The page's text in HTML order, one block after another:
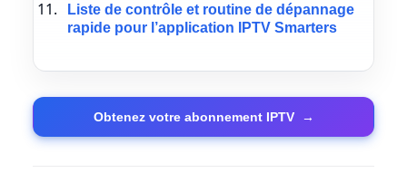
Liste de contrôle et routine de dépannage
rapide pour l’application IPTV Smarters
Obtenez votre abonnement IPTV →